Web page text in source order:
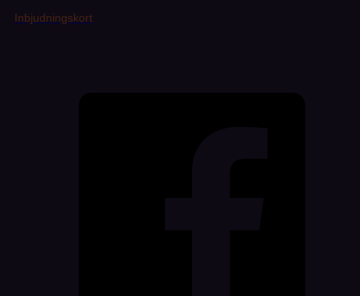
Inbjudningskort